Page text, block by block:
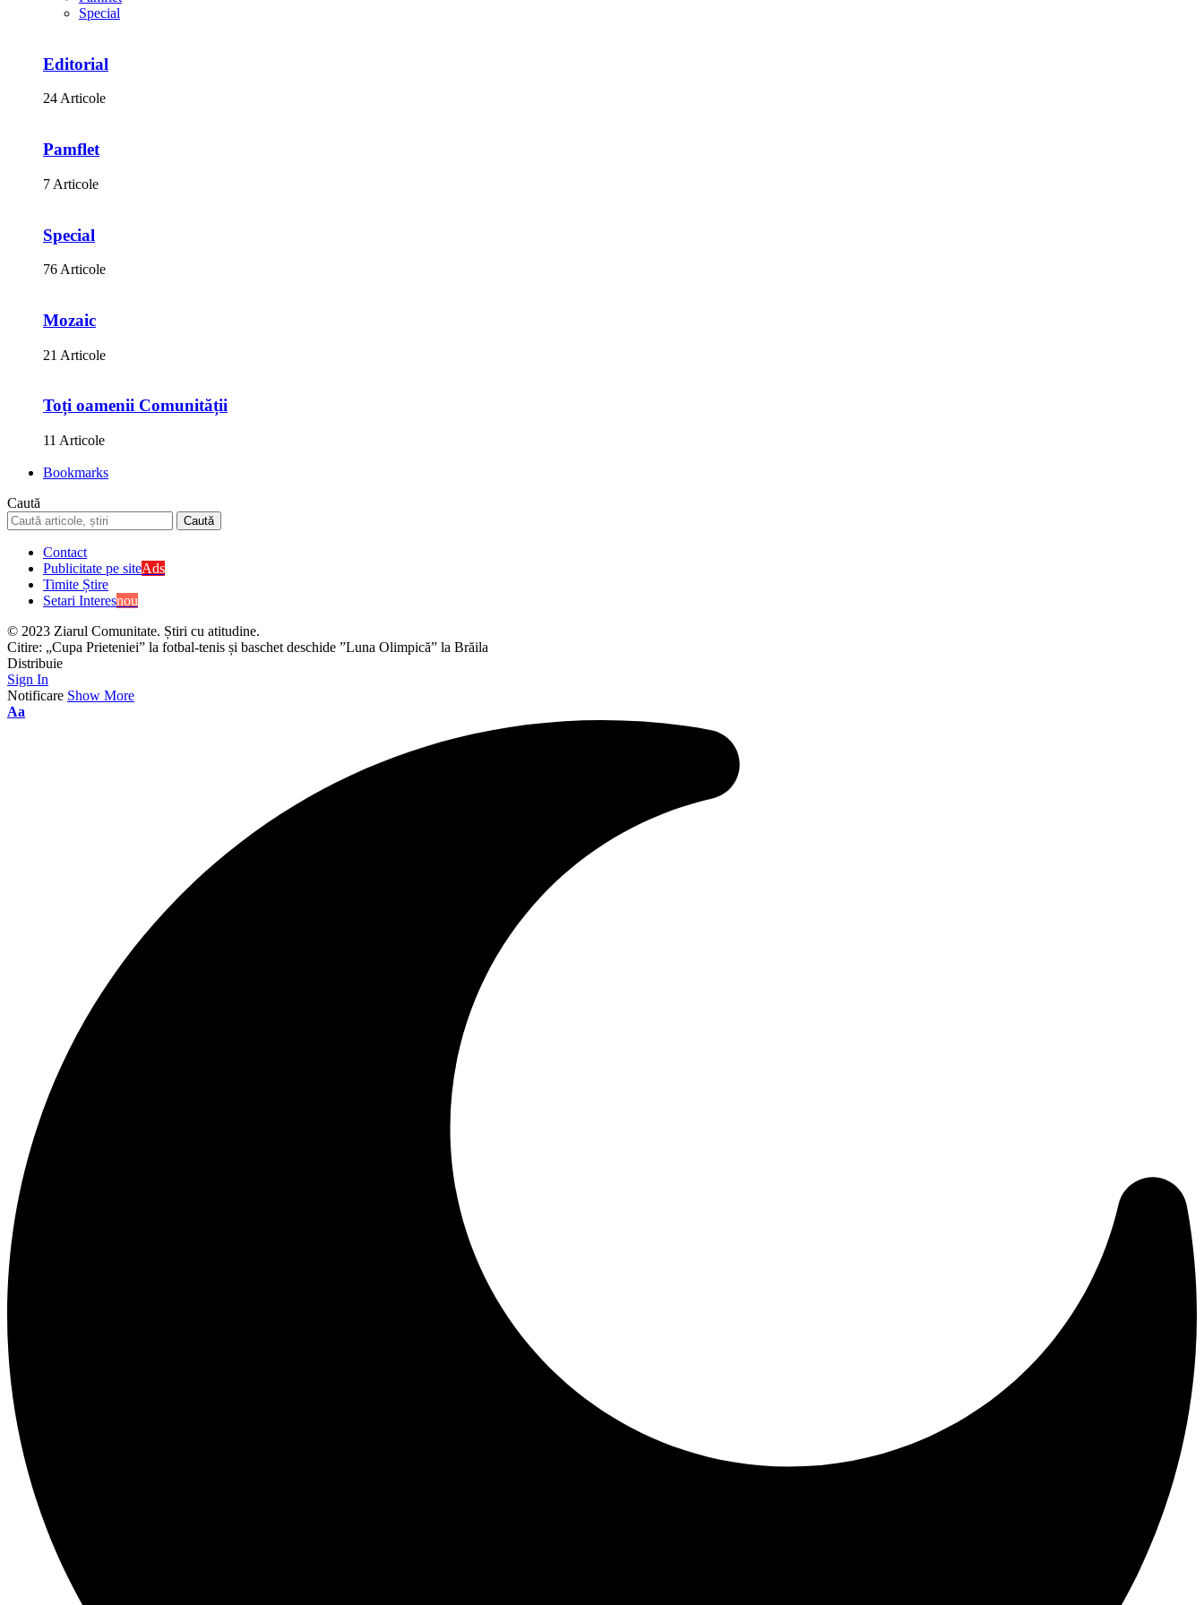
Special
Editorial
24 Articole
Pamflet
7 Articole
Special
76 Articole
Mozaic
21 Articole
Toți oamenii Comunității
11 Articole
Bookmarks
Caută
Contact
Publicitate pe siteAds
Timite Știre
Setari Interesnou
© 2023 Ziarul Comunitate. Știri cu atitudine.
Citire: „Cupa Prieteniei” la fotbal-tenis și baschet deschide ”Luna Olimpică” la Brăila
Distribuie
Sign In
Notificare Show More
Aa